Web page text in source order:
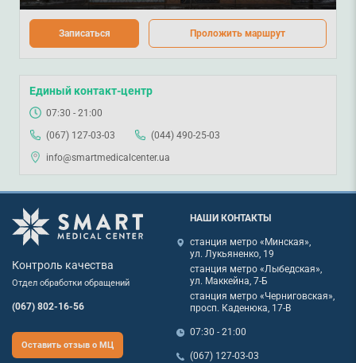
Записаться Проложить маршрут
Единый контакт-центр
07:30 - 21:00
(067) 127-03-03
(044) 490-25-03
info@smartmedicalcenter.ua
Контроль качества
Отдел обработки обращений
(067) 802-16-56
Оставить отзыв о МЦ
НАШИ КОНТАКТЫ
станция метро «Минская»,
ул. Лукьяненко, 19
станция метро «Лыбедская»,
ул. Маккейна, 7-Б
станция метро «Черниговская»,
просп. Каденюка, 17-В
07:30 - 21:00
(067) 127-03-03